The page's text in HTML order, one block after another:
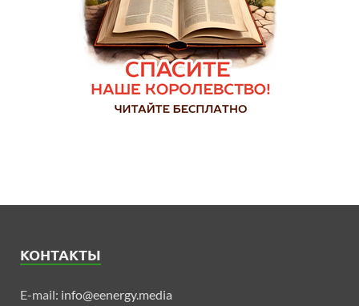
КОНТАКТЫ
E-mail: info@eenergy.media